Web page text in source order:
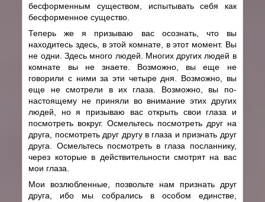
бесформенным существом, испытывать себя как
бесформенное существо.
Теперь же я призываю вас осознать, что вы
находитесь здесь, в этой комнате, в этот момент. Вы
не одни. Здесь много людей. Многих других людей в
комнате вы не знаете. Возможно, вы еще не
говорили с ними за эти четыре дня. Возможно, вы
еще не смотрели в их глаза. Возможно, вы по-
настоящему не приняли во внимание этих других
людей, но я призываю вас открыть свои глаза и
посмотреть вокруг. Осмельтесь посмотреть друг на
друга, посмотреть друг другу в глаза и признать друг
друга. Осмельтесь посмотреть в глаза посланнику,
через которые в действительности смотрят на вас
мои глаза.
Мои возлюбленные, позвольте нам признать друг
друга, ибо мы собрались в особом единстве,